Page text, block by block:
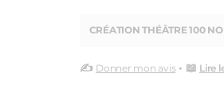
CRÉATION THÉÂTRE 100
✍️ Donner mon avis• 📖 Lire